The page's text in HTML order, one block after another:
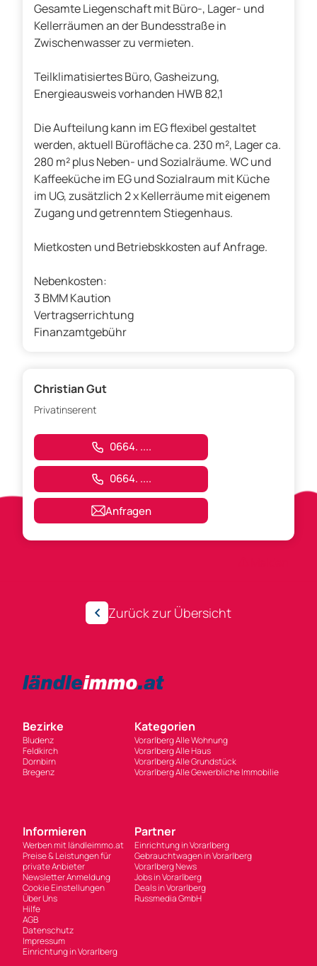
Gesamte Liegenschaft mit Büro-, Lager- und
Kellerräumen an der Bundesstraße in
Zwischenwasser zu vermieten.
Teilklimatisiertes Büro, Gasheizung,
Energieausweis vorhanden HWB 82,1
Die Aufteilung kann im EG flexibel gestaltet
werden, aktuell Bürofläche ca. 230 m², Lager ca.
280 m² plus Neben- und Sozialräume. WC und
Kaffeeküche im EG und Sozialraum mit Küche
im UG, zusätzlich 2 x Kellerräume mit eigenem
Zugang und getrenntem Stiegenhaus.
Mietkosten und Betriebskkosten auf Anfrage.
Nebenkosten:
3 BMM Kaution
Vertragserrichtung
Finanzamtgebühr
Christian Gut
Privatinserent
0664. ....
0664. ....
Anfragen
Zurück zur Übersicht
Bezirke
Bludenz
Feldkirch
Dornbirn
Bregenz
Kategorien
Vorarlberg Alle Wohnung
Vorarlberg Alle Haus
Vorarlberg Alle Grundstück
Vorarlberg Alle Gewerbliche Immobilie
Informieren
Werben mit ländleimmo.at
Preise & Leistungen für
private Anbieter
Newsletter Anmeldung
Cookie Einstellungen
Über Uns
Hilfe
AGB
Datenschutz
Impressum
Einrichtung in Vorarlberg
Partner
Einrichtung in Vorarlberg
Gebrauchtwagen in Vorarlberg
Vorarlberg News
Jobs in Vorarlberg
Deals in Vorarlberg
Russmedia GmbH